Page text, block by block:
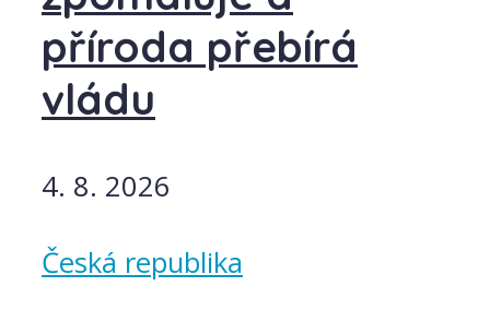
příroda přebírá
vládu
4. 8. 2026
Česká republika